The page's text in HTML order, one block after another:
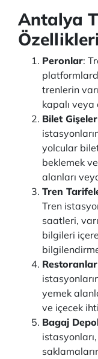
Antalya
Özellikleri
Peronlar:
trenlerin
kapalı veya
Bilet
yolcular
beklemek
alanları
Tren
Tren
saatleri,
bilgileri
yemek
ve içecek
Bagaj